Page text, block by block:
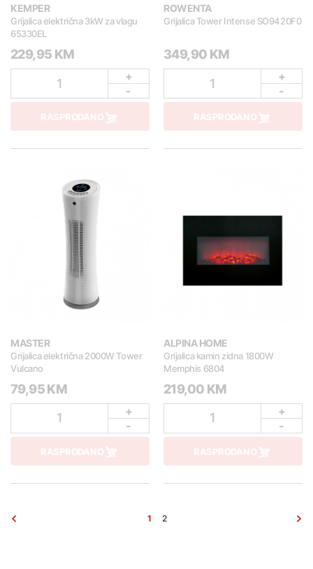
KEMPER
Grijalica električna 3kW za vlagu
65330EL
229,95 KM
1
+
-
RASPRODANO
ROWENTA
Grijalica Tower Intense SO9420F0
349,90 KM
1
+
-
RASPRODANO
MASTER
Grijalica električna 2000W Tower
Vulcano
79,95 KM
1
+
-
RASPRODANO
ALPINA HOME
Grijalica kamin zidna 1800W
Memphis 6804
219,00 KM
1
+
-
RASPRODANO
1 2